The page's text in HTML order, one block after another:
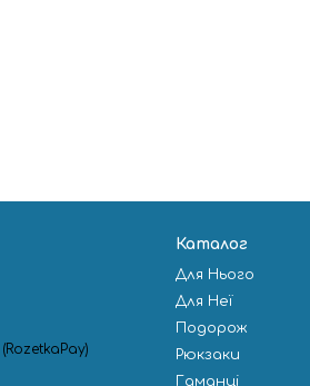
Каталог
Для Нього
Для Неї
Подорож
Рюкзаки
Гаманці